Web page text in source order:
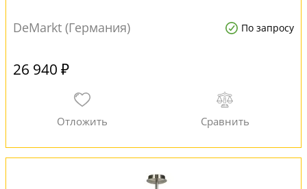
DeMarkt (Германия) По запросу
26 940 ₽